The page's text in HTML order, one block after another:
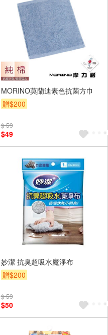
MORINO莫蘭迪素色抗菌方巾
贈$200
$ 59
$49
妙潔 抗臭超吸水魔淨布
贈$200
$ 59
$50